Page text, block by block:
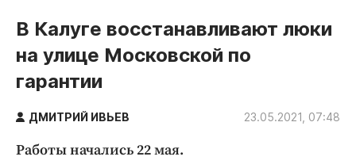
Новости компаний
Статьи
Народные новости
Авто и транспорт
В Калуге восстанавливают люки
на улице Московской по
гарантии
ДМИТРИЙ ИВЬЕВ 23.05.2021, 07:48
Работы начались 22 мая.